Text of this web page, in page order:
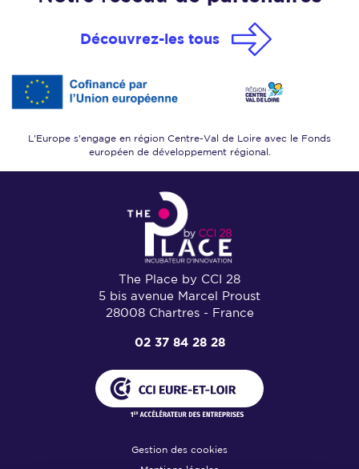
Découvrez-les tous
L'Europe s'engage en région Centre-Val de Loire avec le Fonds
européen de développement régional.
The Place by CCI 28
5 bis avenue Marcel Proust
28008 Chartres - France
02 37 84 28 28
Gestion des cookies